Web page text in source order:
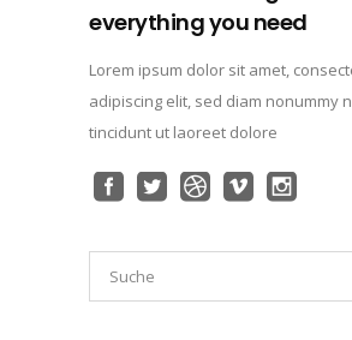
everything you need
Lorem ipsum dolor sit amet,
adipiscing elit, sed diam nonummy
tincidunt ut laoreet dolore